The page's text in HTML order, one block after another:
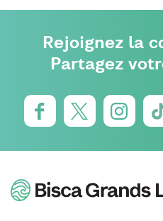
Rejoignez la
Partagez